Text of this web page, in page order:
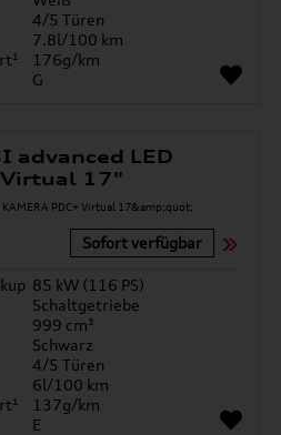
4/5 Türen
7.8l/100 km
176g/km
G
advanced LED
Virtual 17"
Sofort verfügbar
85 kW (116 PS)
Schaltgetriebe
999 cm³
Schwarz
4/5 Türen
6l/100 km
137g/km
E